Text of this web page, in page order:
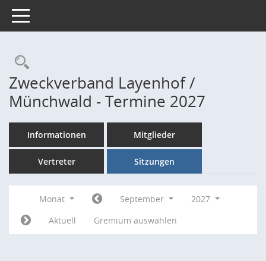
Toggle navigation
Rechercheauswahl
Zweckverband Layenhof /
Münchwald - Termine 2027
Informationen Mitglieder
Vertreter Sitzungen
Monat September
2027
Aktuell
Gremium auswählen